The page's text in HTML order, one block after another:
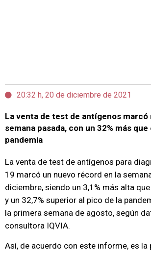
20:32 h, 20 de diciembre de 2021
La venta de test de antígenos marcó
semana pasada, con un 32% más
pandemia
La venta de test de antígenos para
19 marcó un nuevo récord en la
diciembre, siendo un 3,1% más alta
y un 32,7% superior al pico de la
la primera semana de agosto, según
consultora IQVIA.
Así, de acuerdo con este informe, es la